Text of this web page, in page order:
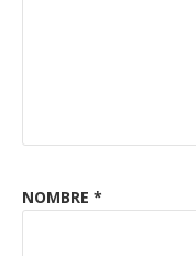
NOMBRE *